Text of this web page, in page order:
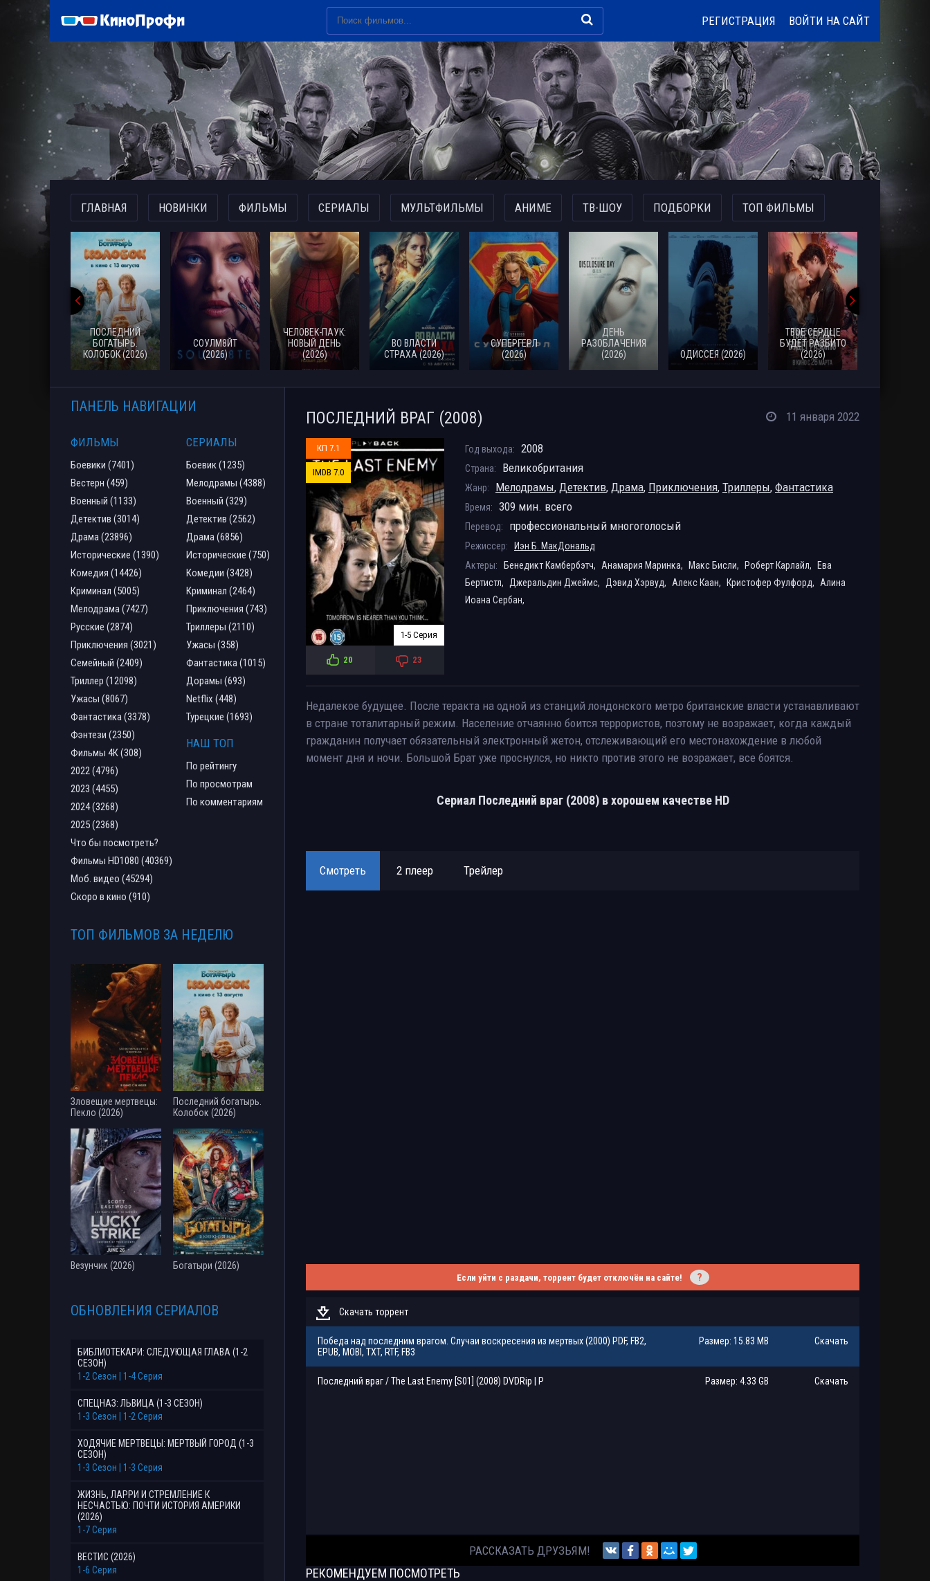
РЕГИСТРАЦИЯ ВОЙТИ НА САЙТ
ГЛАВНАЯ НОВИНКИ ФИЛЬМЫ СЕРИАЛЫ МУЛЬТФИЛЬМЫ АНИМЕ ТВ-ШОУ ПОДБОРКИ ТОП ФИЛЬМЫ
ПОСЛЕДНИЙ
БОГАТЫРЬ.
КОЛОБОК (2026)
СОУЛМ8ЙТ
(2026)
ЧЕЛОВЕК-ПАУК:
НОВЫЙ ДЕНЬ
(2026)
ВО ВЛАСТИ
СТРАХА (2026)
СУПЕРГЕРЛ
(2026)
ДЕНЬ
РАЗОБЛАЧЕНИЯ
(2026)
ОДИССЕЯ (2026)
ТВОЕ СЕРДЦЕ
БУДЕТ РАЗБИТО
(2026)
ПОСЛЕДНИЙ ВРАГ (2008) 11 января 2022
КП 7.1
IMDB 7.0
1-5 Серия
20 23
Год выхода: 2008
Страна: Великобритания
Жанр: Мелодрамы, Детектив, Драма, Приключения, Триллеры, Фантастика
Время: 309 мин. всего
Перевод: профессиональный многоголосый
Режиссер:
Иэн Б. МакДональд
Актеры:
Бенедикт Камбербэтч, Анамария Маринка, Макс Бисли, Роберт Карлайл,
Ева
Бертистл,
Джеральдин Джеймс, Дэвид Хэрвуд, Алекс Каан, Кристофер Фулфорд,
Алина
Иоана Сербан,
Недалекое будущее. После теракта на одной из станций лондонского метро британские власти устанавливают
в стране тоталитарный режим. Население отчаянно боится террористов, поэтому не возражает, когда каждый
гражданин получает обязательный электронный жетон, отслеживающий его местонахождение в любой
момент дня и ночи. Большой Брат уже проснулся, но никто против этого не возражает, все боятся.
Сериал Последний враг (2008) в хорошем качестве HD
Смотреть 2 плеер Трейлер
Если уйти с раздачи, торрент будет отключён на сайте! ?
Скачать торрент
Победа над последним врагом. Случаи воскресения из мертвых (2000) PDF, FB2,
EPUB, MOBI, TXT, RTF, FB3
Размер: 15.83 MB Скачать
Последний враг / The Last Enemy [S01] (2008) DVDRip | P Размер: 4.33 GB Скачать
РАССКАЗАТЬ ДРУЗЬЯМ!
РЕКОМЕНДУЕМ ПОСМОТРЕТЬ
ПАНЕЛЬ НАВИГАЦИИ
ФИЛЬМЫ
Боевики (7401)
Вестерн (459)
Военный (1133)
Детектив (3014)
Драма (23896)
Исторические (1390)
Комедия (14426)
Криминал (5005)
Мелодрама (7427)
Русские (2874)
Приключения (3021)
Семейный (2409)
Триллер (12098)
Ужасы (8067)
Фантастика (3378)
Фэнтези (2350)
Фильмы 4К (308)
2022 (4796)
2023 (4455)
2024 (3268)
2025 (2368)
Что бы посмотреть?
Фильмы HD1080 (40369)
Моб. видео (45294)
Скоро в кино (910)
СЕРИАЛЫ
Боевик (1235)
Мелодрамы (4388)
Военный (329)
Детектив (2562)
Драма (6856)
Исторические (750)
Комедии (3428)
Криминал (2464)
Приключения (743)
Триллеры (2110)
Ужасы (358)
Фантастика (1015)
Дорамы (693)
Netflix (448)
Турецкие (1693)
НАШ ТОП
По рейтингу
По просмотрам
По комментариям
ТОП ФИЛЬМОВ ЗА НЕДЕЛЮ
Зловещие мертвецы:
Пекло (2026)
Последний богатырь.
Колобок (2026)
Везунчик (2026) Богатыри (2026)
ОБНОВЛЕНИЯ СЕРИАЛОВ
БИБЛИОТЕКАРИ: СЛЕДУЮЩАЯ ГЛАВА (1-2
СЕЗОН)
1-2 Сезон | 1-4 Серия
СПЕЦНАЗ: ЛЬВИЦА (1-3 СЕЗОН)
1-3 Сезон | 1-2 Серия
ХОДЯЧИЕ МЕРТВЕЦЫ: МЕРТВЫЙ ГОРОД (1-3
СЕЗОН)
1-3 Сезон | 1-3 Серия
ЖИЗНЬ, ЛАРРИ И СТРЕМЛЕНИЕ К
НЕСЧАСТЬЮ: ПОЧТИ ИСТОРИЯ АМЕРИКИ
(2026)
1-7 Серия
ВЕСТИС (2026)
1-6 Серия